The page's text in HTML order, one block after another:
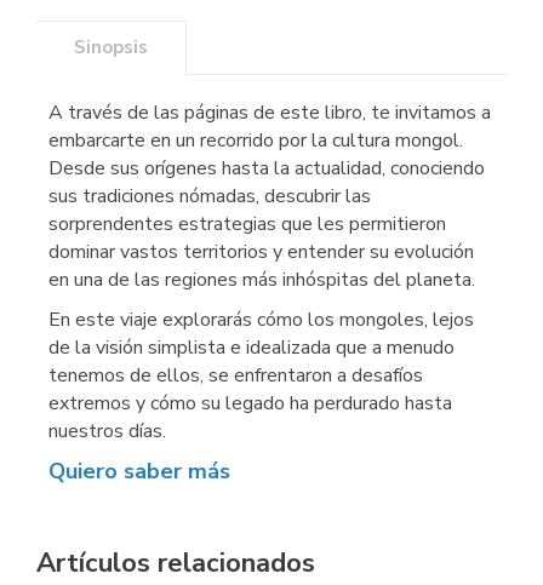
Sinopsis
A través de las páginas de este libro, te invitamos a
embarcarte en un recorrido por la cultura mongol.
Desde sus orígenes hasta la actualidad, conociendo
sus tradiciones nómadas, descubrir las
sorprendentes estrategias que les permitieron
dominar vastos territorios y entender su evolución
en una de las regiones más inhóspitas del planeta.
En este viaje explorarás cómo los mongoles, lejos
de la visión simplista e idealizada que a menudo
tenemos de ellos, se enfrentaron a desafíos
extremos y cómo su legado ha perdurado hasta
nuestros días.
Quiero saber más
Artículos relacionados